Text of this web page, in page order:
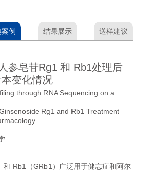
例 结果展示 送样建议
参皂苷Rg1 和 Rb1处理后
变化情况
through RNA Sequencing on a
Rg1 and Rb1 Treatment
和 Rb1（GRb1）广泛用于健忘症和阿尔